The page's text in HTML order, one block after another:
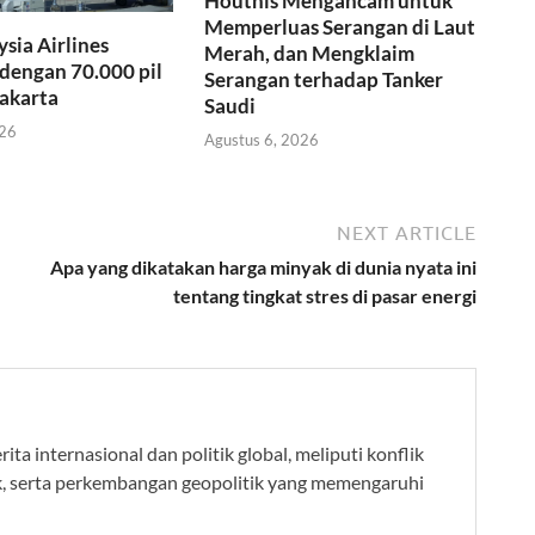
Airlines
70.000 pil
Memperluas Serangan di Laut
Merah, dan Mengklaim
Serangan terhadap Tanker
Saudi
Agustus 6, 2026
NEXT ARTICLE
Apa yang dikatakan harga minyak di dunia nyata ini
tentang tingkat stres di pasar energi
internasional dan politik global, meliputi konflik
perkembangan geopolitik yang memengaruhi